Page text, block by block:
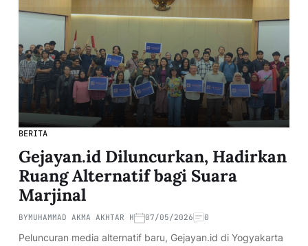
BERITA
Gejayan.id Diluncurkan, Hadirkan
Ruang Alternatif bagi Suara
Marjinal
BYMUHAMMAD AKMA AKHTAR H 07/05/2026 0
Peluncuran media alternatif baru, Gejayan.id di Yogyakarta